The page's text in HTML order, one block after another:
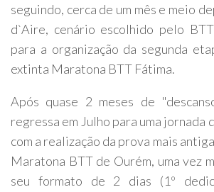
seguindo, cerca de um mês e meio
d`Aire, cenário escolhido pelo
para a organização da segunda
extinta Maratona BTT Fátima.
Após quase 2 meses de
regressa em Julho para uma jornada
com a realização da prova mais
Maratona BTT de Ourém, uma vez
seu formato de 2 dias (1º